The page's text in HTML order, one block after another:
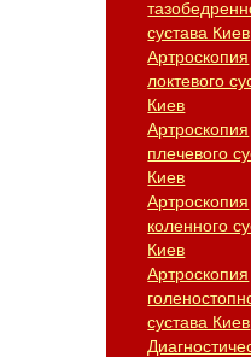
сустава Киев
Артроскопия
локтевого
Киев
Артроскопия
плечевого
Киев
Артроскопия
коленного
Киев
Артроскопия
сустава Киев